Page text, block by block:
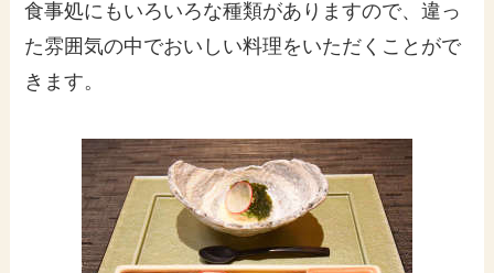
食事処にもいろいろな種類がありますので、違っ
た雰囲気の中でおいしい料理をいただくことがで
きます。